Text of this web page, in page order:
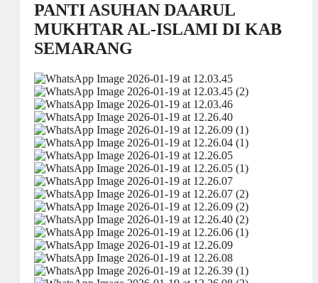
PANTI ASUHAN DAARUL
MUKHTAR AL-ISLAMI DI KAB
SEMARANG